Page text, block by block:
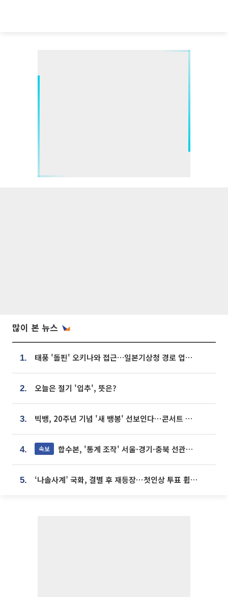
많이 본 뉴스
1. 태풍 '돌핀' 오키나와 접근…일본기상청 경로 업데이트
2. 오늘은 절기 '입추', 뜻은?
3. 빅뱅, 20주년 기념 '새 뱅봉' 선보인다⋯콘서트 앞두고 팝업 개최
4. 속보 합수본, '통계 조작' 서울·경기·충북 선관위 등 추가 압수수색
5. ‘나솔사계’ 국화, 결별 후 재등장⋯첫인상 투표 휩쓸고 ‘인기녀’ 등극